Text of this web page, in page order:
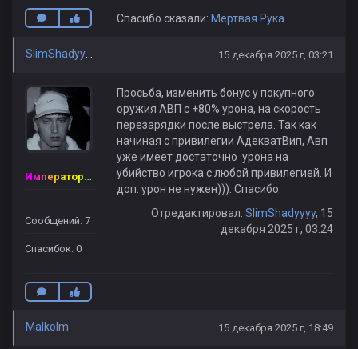
Спасибо сказали: Мертвая Рука
15 декабря 2025 г, 03:21
Император Vip
Сообщений: 7
Спасибок: 0
Просьба, изменить бонус у покупного
оружия АВП с +80% урона, на скорость
перезарядки после выстрела. Так как
начиная с привилегии АдекватВип, Авп
уже имеет достаточно урона на
убийство игрока с любой привилегией. И
доп. урон не нужен))). Спасибо.
Отредактировал: SlimShadyyyy, 15
декабря 2025 г, 03:24
Malkolm 15 декабря 2025 г, 18:49